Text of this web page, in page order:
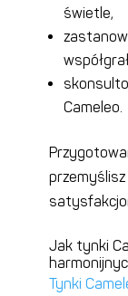
świetle,
Cameleo.
Jak tynki
Tynki